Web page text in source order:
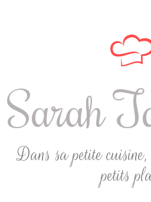
Sarah
Dans sa petite
petits